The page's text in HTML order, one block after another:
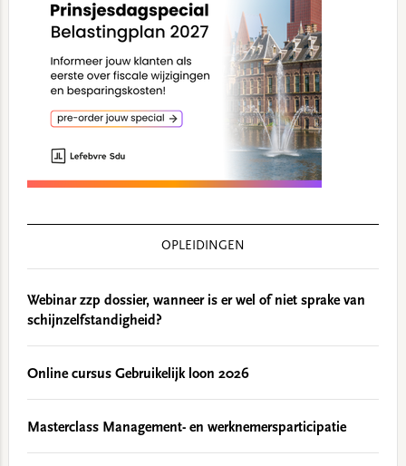
OPLEIDINGEN
Webinar zzp dossier, wanneer is er wel of niet sprake van
schijnzelfstandigheid?
Online cursus Gebruikelijk loon 2026
Masterclass Management- en werknemersparticipatie